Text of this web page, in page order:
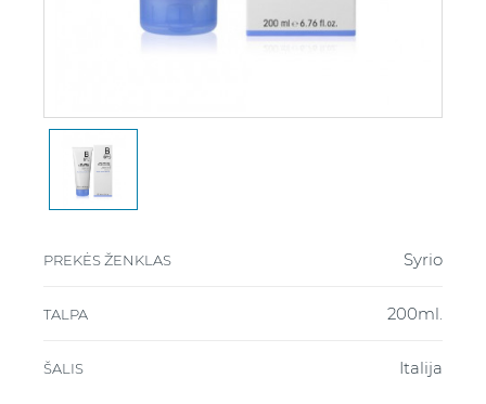
PREKĖS ŽENKLAS Syrio
TALPA 200ml.
ŠALIS Italija